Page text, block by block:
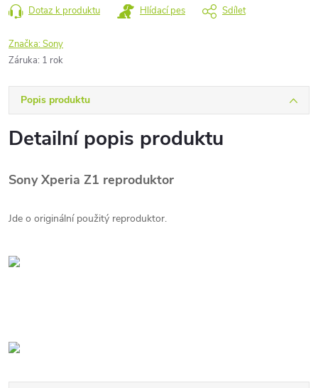
Dotaz k produktu Hlídací pes Sdílet
Značka:Sony
Záruka: 1 rok
Popis produktu
Detailní popis produktu
Sony Xperia Z1 reproduktor
Jde o originální použitý reproduktor.